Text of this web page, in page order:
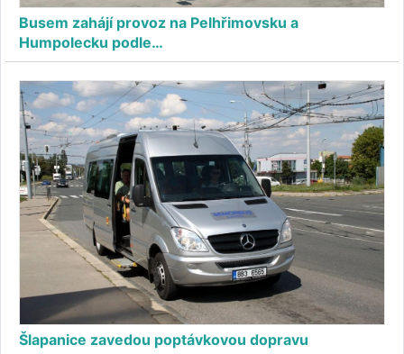
Busem zahájí provoz na Pelhřimovsku a
Humpolecku podle…
Šlapanice zavedou poptávkovou dopravu